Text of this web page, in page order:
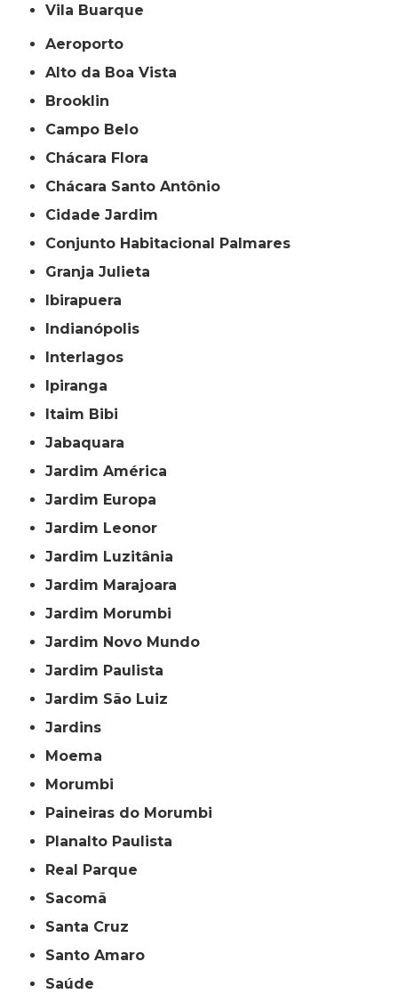
Vila Buarque
Aeroporto
Alto da Boa Vista
Brooklin
Campo Belo
Chácara Flora
Chácara Santo Antônio
Cidade Jardim
Conjunto Habitacional Palmares
Granja Julieta
Ibirapuera
Indianópolis
Interlagos
Ipiranga
Itaim Bibi
Jabaquara
Jardim América
Jardim Europa
Jardim Leonor
Jardim Luzitânia
Jardim Marajoara
Jardim Morumbi
Jardim Novo Mundo
Jardim Paulista
Jardim São Luiz
Jardins
Moema
Morumbi
Paineiras do Morumbi
Planalto Paulista
Real Parque
Sacomã
Santa Cruz
Santo Amaro
Saúde